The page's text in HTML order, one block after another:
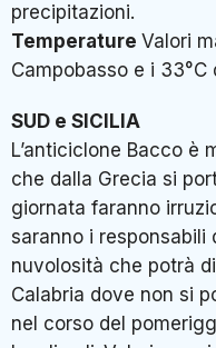
precipitazioni.
Temperature Valori
Campobasso e i 33°C
SUD e SICILIA
L’anticiclone Bacco
che dalla Grecia si
giornata faranno
saranno i responsabili
nuvolosità che potrà
Calabria dove non si
nel corso del